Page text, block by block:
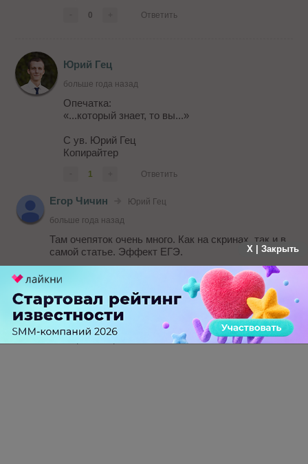
0 Ответить
Юрий Гец
больше года назад
Опечатка:
«...который знает, то вы...»
С ув. Юрий Гец
Копирайтер
1 Ответить
Егор Чичин
Юрий Гец
больше года назад
Там очепяток очень много. Как на скринах, так и в
самой статье. Эффект ЕГЭ.
Юрий Гец
больше года назад
На первом скриншоте очень много опечаток.
X | Закрыть